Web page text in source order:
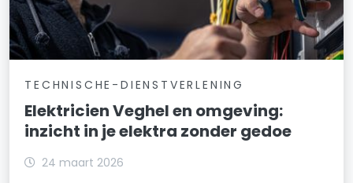
TECHNISCHE-DIENSTVERLENING
Elektricien Veghel en omgeving:
inzicht in je elektra zonder gedoe
24 maart 2026